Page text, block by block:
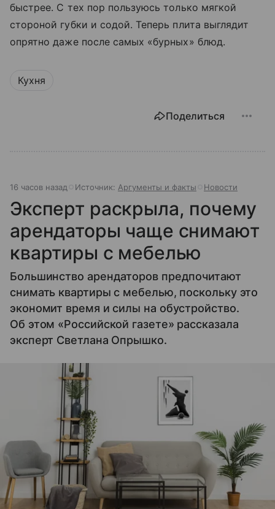
быстрее. С тех пор пользуюсь только мягкой
стороной губки и содой. Теперь плита выглядит
опрятно даже после самых «бурных» блюд.
Кухня
Поделиться
16 часов назад Источник: Аргументы и факты Новости
Эксперт раскрыла, почему
арендаторы чаще снимают
квартиры с мебелью
Большинство арендаторов предпочитают
снимать квартиры с мебелью, поскольку это
экономит время и силы на обустройство.
Об этом «Российской газете» рассказала
эксперт Светлана Опрышко.